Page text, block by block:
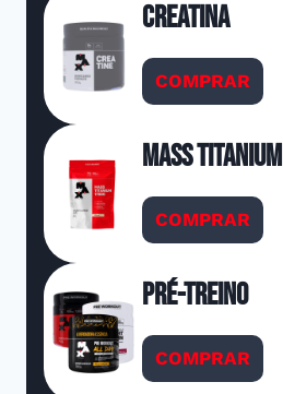
Creatina
COMPRAR
Mass Titanium
COMPRAR
Pré-Treino
COMPRAR